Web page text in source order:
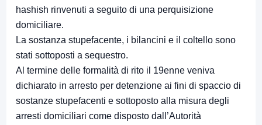
hashish rinvenuti a seguito di una perquisizione
domiciliare.
La sostanza stupefacente, i bilancini e il coltello sono
stati sottoposti a sequestro.
Al termine delle formalità di rito il 19enne veniva
dichiarato in arresto per detenzione ai fini di spaccio di
sostanze stupefacenti e sottoposto alla misura degli
arresti domiciliari come disposto dall’Autorità